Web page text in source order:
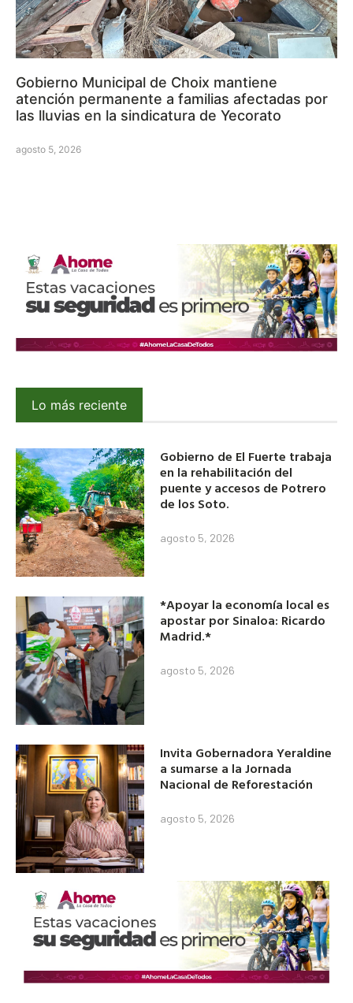
Gobierno Municipal de Choix mantiene
atención permanente a familias afectadas por
las lluvias en la sindicatura de Yecorato
agosto 5, 2026
Lo más reciente
Gobierno de El Fuerte trabaja
en la rehabilitación del
puente y accesos de Potrero
de los Soto.
agosto 5, 2026
*Apoyar la economía local es
apostar por Sinaloa: Ricardo
Madrid.*
agosto 5, 2026
Invita Gobernadora Yeraldine
a sumarse a la Jornada
Nacional de Reforestación
agosto 5, 2026